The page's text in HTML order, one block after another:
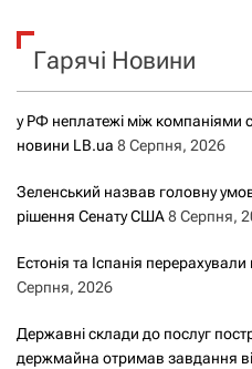
Гарячі Новини
у РФ неплатежі між компаніями
новини LB.ua 8 Серпня, 2026
Зеленський назвав головну
рішення Сенату США8 Серпня,
Естонія та Іспанія
Серпня, 2026
Державні склади до послуг
держмайна отримав завдання